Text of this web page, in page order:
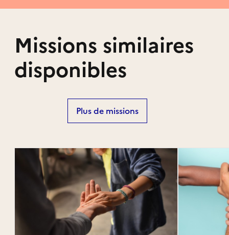
Missions similaires
disponibles
Plus de missions